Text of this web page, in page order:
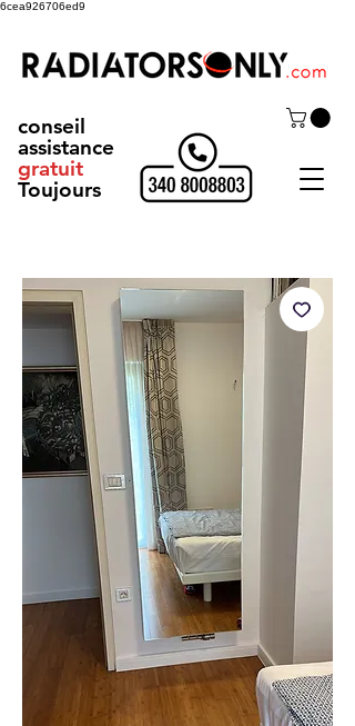
6cea926706ed9
conseil
assistance
gratuit
Toujours